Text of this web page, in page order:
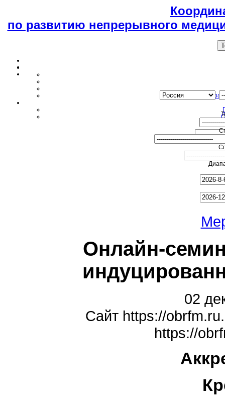
по развитию непрерывного
Онлайн-
02
Сайт https://
https://